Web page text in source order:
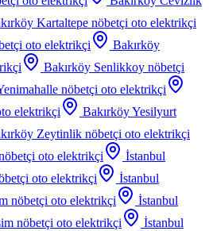
Kartaltepe nöbetçi oto elektrikçi
oto elektrikçi
Bakırköy
Bakırköy Senlikkoy nöbetçi
nöbetçi oto elektrikçi
elektrikçi
Bakırköy Yesilyurt
Zeytinlik nöbetçi oto elektrikçi
oto elektrikçi
İstanbul
oto elektrikçi
İstanbul
nöbetçi oto elektrikçi
İstanbul
nöbetçi oto elektrikçi
İstanbul